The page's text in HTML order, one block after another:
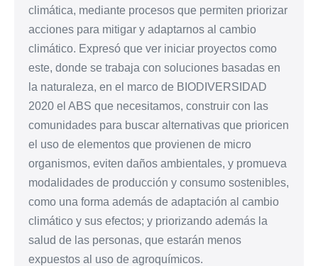
climática, mediante procesos que permiten priorizar
acciones para mitigar y adaptarnos al cambio
climático. Expresó que ver iniciar proyectos como
este, donde se trabaja con soluciones basadas en
la naturaleza, en el marco de BIODIVERSIDAD
2020 el ABS que necesitamos, construir con las
comunidades para buscar alternativas que prioricen
el uso de elementos que provienen de micro
organismos, eviten daños ambientales, y promueva
modalidades de producción y consumo sostenibles,
como una forma además de adaptación al cambio
climático y sus efectos; y priorizando además la
salud de las personas, que estarán menos
expuestos al uso de agroquímicos.